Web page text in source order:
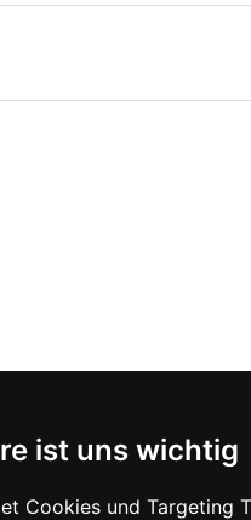
ist uns wichtig
Cookies und Targeting